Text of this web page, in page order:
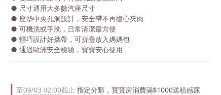
● 尺寸通用大多數汽座尺寸
● 座墊中央孔洞設計，安全帶不再擔心夾肉
● 可機洗或手洗，日常清潔最方便
● 輕巧設計好攜帶，可折疊放入媽媽包
● 通過歐洲安全檢驗，寶寶安心使用
至09/03 02:00截止 指定分類，寶寶房消費滿$1000送植感尿